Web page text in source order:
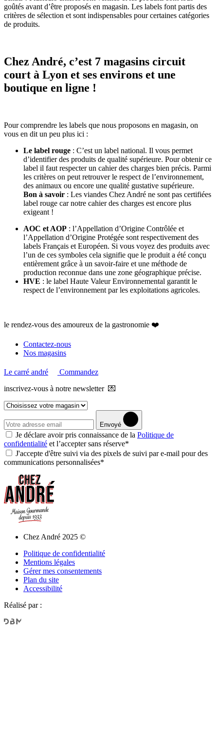
goûtés avant d’être proposés en magasin. Les labels font partis des
critères de sélection et sont indispensables pour certaines catégories
de produits.
Chez André, c’est 7 magasins circuit
court à Lyon et ses environs et une
boutique en ligne !
Pour comprendre les labels que nous proposons en magasin, on
vous en dit un peu plus ici :
Le label rouge : C’est un label national. Il vous permet
d’identifier des produits de qualité supérieure. Pour obtenir ce
label il faut respecter un cahier des charges bien précis. Parmi
les critères on peut retrouver le respect de l’environnement,
des animaux ou encore une qualité gustative supérieure.
Bon à savoir : Les viandes Chez André ne sont pas certifiées
label rouge car notre cahier des charges est encore plus
exigeant !
AOC et AOP : l’Appellation d’Origine Contrôlée et
l’Appellation d’Origine Protégée sont respectivement des
labels Français et Européen. Si vous voyez des produits avec
l’un de ces symboles cela signifie que le produit a été conçu
entièrement grâce à un savoir-faire et une méthode de
production reconnue dans une zone géographique précise.
HVE : le label Haute Valeur Environnemental garantit le
respect de l’environnement par les exploitations agricoles.
le rendez-vous des amoureux de la gastronomie ❤️
Contactez-nous
Nos magasins
Le carré andré
Commandez
inscrivez-vous à notre newsletter 💌
Envoyé
Je déclare avoir pris connaissance de la Politique de
confidentialité et l’accepter sans réserve*
J'accepte d'être suivi via des pixels de suivi par e-mail pour des
communications personnalisées*
Chez André 2025 ©
Politique de confidentialité
Mentions légales
Gérer mes consentements
Plan du site
Accessibilité
Réalisé par :